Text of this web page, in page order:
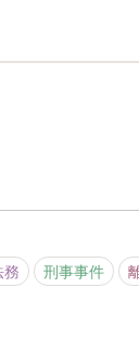
務 刑事事件